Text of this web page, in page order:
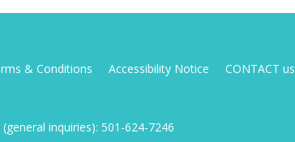
& Conditions Accessibility Notice CONTACT us
inquiries): 501-624-7246